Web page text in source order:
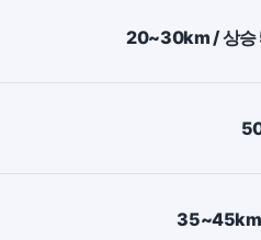
20~30km / 상승